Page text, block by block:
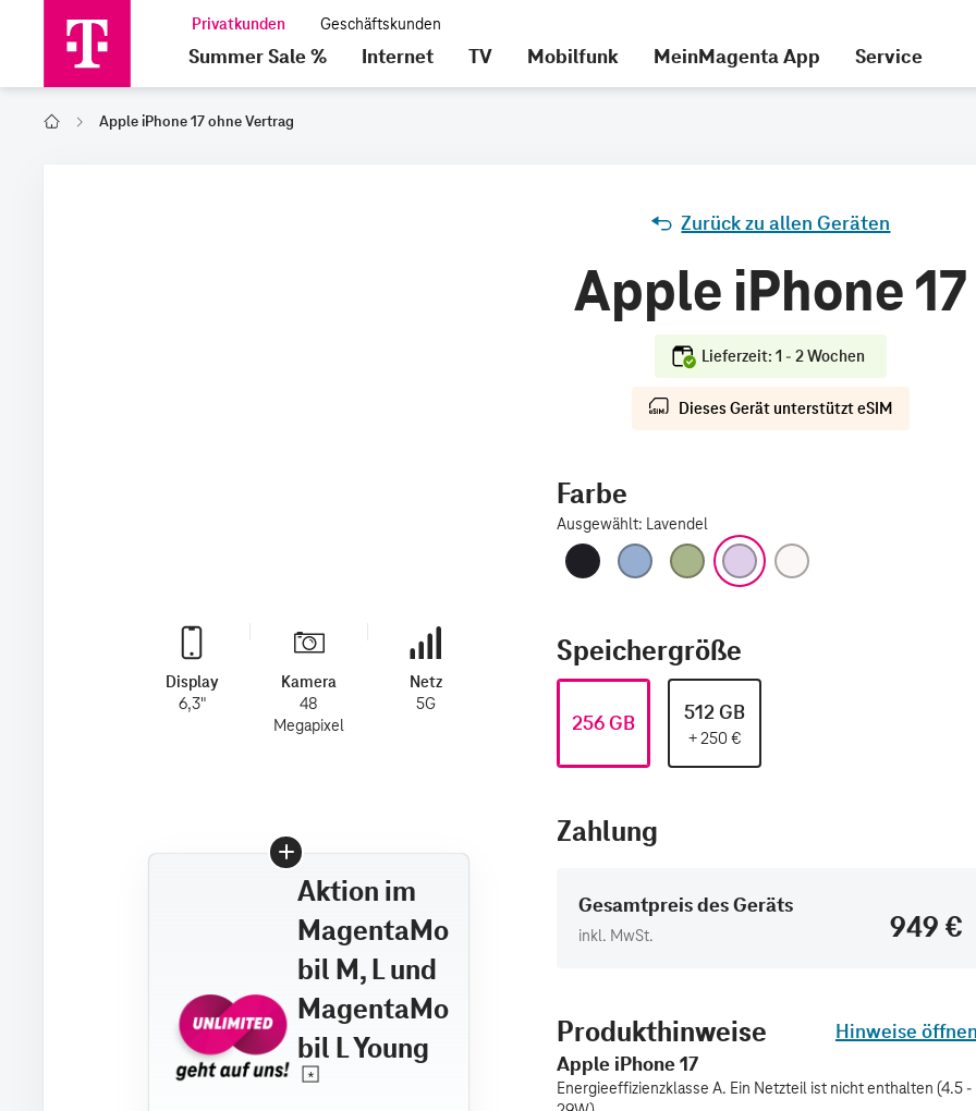
Summer Sale % Internet TV Mobilfunk MeinMagenta App Service
Home Apple iPhone 17 ohne Vertrag
Display
6,3"
Kamera
48
Megapixel
Netz
5G
Aktion im
MagentaMo
bil M, L und
MagentaMo
bil L Young
Zurück zu allen Geräten
Apple iPhone 17
Lieferzeit: 1 - 2 Wochen
Dieses Gerät unterstützt eSIM
Farbe
Ausgewählt: Lavendel
Schwarz
NebelblauSalbei Lavendel
Speichergröße
256 GB 512 GB
+250 €
Zahlung
Gesamtpreis des Geräts
inkl. MwSt. 949 €
Produkthinweise
Hinweise
Apple iPhone 17
Energieeffizienzklasse A. Ein Netzteil ist nicht enthalten (4.5 -